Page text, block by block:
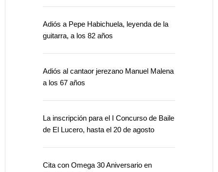
Adiós a Pepe Habichuela, leyenda de la
guitarra, a los 82 años
Adiós al cantaor jerezano Manuel Malena
a los 67 años
La inscripción para el I Concurso de Baile
de El Lucero, hasta el 20 de agosto
Cita con Omega 30 Aniversario en